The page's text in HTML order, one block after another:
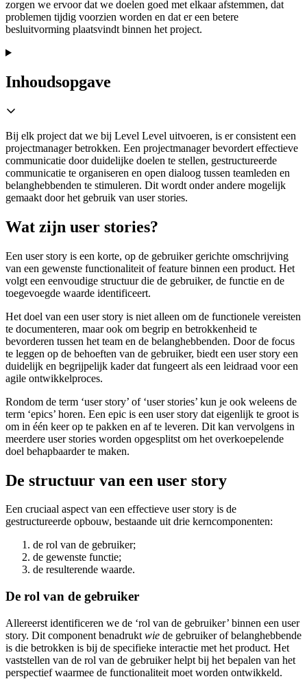
zorgen we ervoor dat we doelen goed met elkaar afstemmen, dat
problemen tijdig voorzien worden en dat er een betere
besluitvorming plaatsvindt binnen het project.
Inhoudsopgave
Bij elk project dat we bij Level Level uitvoeren, is er consistent een
projectmanager betrokken. Een projectmanager bevordert effectieve
communicatie door duidelijke doelen te stellen, gestructureerde
communicatie te organiseren en open dialoog tussen teamleden en
belanghebbenden te stimuleren. Dit wordt onder andere mogelijk
gemaakt door het gebruik van user stories.
Wat zijn user stories?
Een user story is een korte, op de gebruiker gerichte omschrijving
van een gewenste functionaliteit of feature binnen een product. Het
volgt een eenvoudige structuur die de gebruiker, de functie en de
toegevoegde waarde identificeert.
Het doel van een user story is niet alleen om de functionele vereisten
te documenteren, maar ook om begrip en betrokkenheid te
bevorderen tussen het team en de belanghebbenden. Door de focus
te leggen op de behoeften van de gebruiker, biedt een user story een
duidelijk en begrijpelijk kader dat fungeert als een leidraad voor een
agile ontwikkelproces.
Rondom de term ‘user story’ of ‘user stories’ kun je ook weleens de
term ‘epics’ horen. Een epic is een user story dat eigenlijk te groot is
om in één keer op te pakken en af te leveren. Dit kan vervolgens in
meerdere user stories worden opgesplitst om het overkoepelende
doel behapbaarder te maken.
De structuur van een user story
Een cruciaal aspect van een effectieve user story is de
gestructureerde opbouw, bestaande uit drie kerncomponenten:
de rol van de gebruiker;
de gewenste functie;
de resulterende waarde.
De rol van de gebruiker
Allereerst identificeren we de ‘rol van de gebruiker’ binnen een user
story. Dit component benadrukt wie de gebruiker of belanghebbende
is die betrokken is bij de specifieke interactie met het product. Het
vaststellen van de rol van de gebruiker helpt bij het bepalen van het
perspectief waarmee de functionaliteit moet worden ontwikkeld.